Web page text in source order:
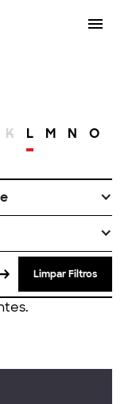
K L M N O
Limpar Filtros